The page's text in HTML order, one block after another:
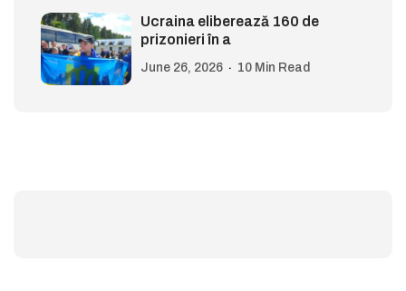
Ucraina eliberează 160 de
prizonieri în a
June 26, 2026 10 Min Read